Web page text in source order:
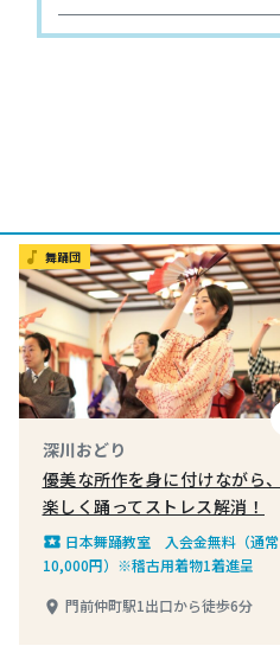
music_note 舞踊団
深川おどり
優美な所作を身に付けながら、
楽しく踊ってストレス解消！
local_play 日本舞踊教室 入会金無料（通常
10,000円）※稽古用着物1着進呈
place 門前仲町駅1出口から徒歩6分